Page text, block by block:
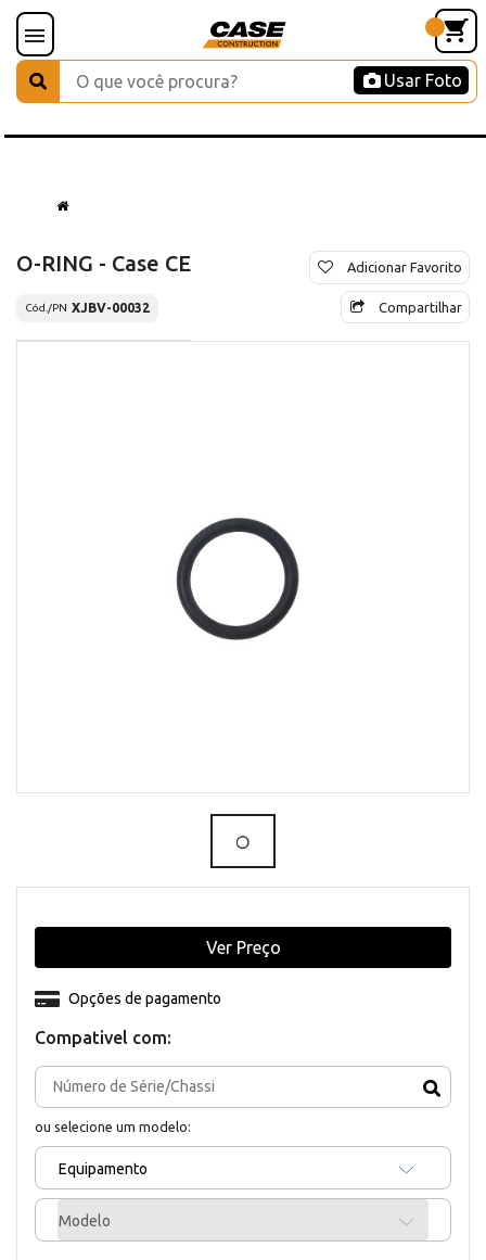
Usar Foto
O-RING - Case CE
Cód./PN XJBV-00032
Adicionar Favorito
Compartilhar
Compativel com:
ou selecione um modelo:
Equipamento
Modelo
Opções de pagamento
Ver Preço